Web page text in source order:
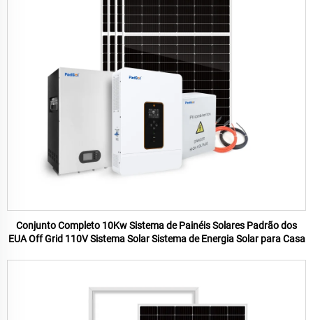
Conjunto Completo 10Kw Sistema de Painéis Solares Padrão dos
EUA Off Grid 110V Sistema Solar Sistema de Energia Solar para Casa